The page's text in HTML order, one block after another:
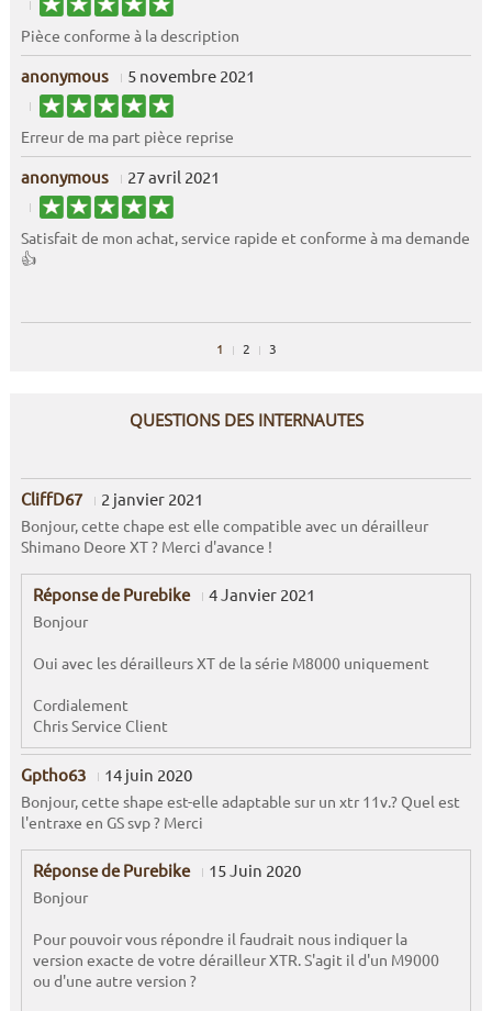
Pièce conforme à la description
anonymous 5 novembre 2021
Erreur de ma part pièce reprise
anonymous 27 avril 2021
Satisfait de mon achat, service rapide et conforme à ma demande
👍
1 2 3
QUESTIONS DES INTERNAUTES
CliffD67 2 janvier 2021
Bonjour, cette chape est elle compatible avec un dérailleur
Shimano Deore XT ? Merci d'avance !
Réponse de Purebike 4 Janvier 2021
Bonjour
Oui avec les dérailleurs XT de la série M8000 uniquement
Cordialement
Chris Service Client
Gptho63 14 juin 2020
Bonjour, cette shape est-elle adaptable sur un xtr 11v.? Quel est
l'entraxe en GS svp ? Merci
Réponse de Purebike 15 Juin 2020
Bonjour
Pour pouvoir vous répondre il faudrait nous indiquer la
version exacte de votre dérailleur XTR. S'agit il d'un M9000
ou d'une autre version ?